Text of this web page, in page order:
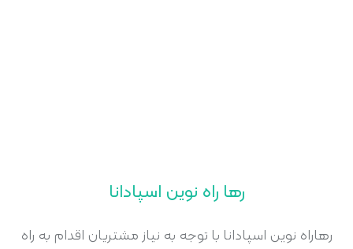
رها راه نوین اسپادانا
رهاراه نوین اسپادانا با توجه به نیاز مشتریان اقدام به راه